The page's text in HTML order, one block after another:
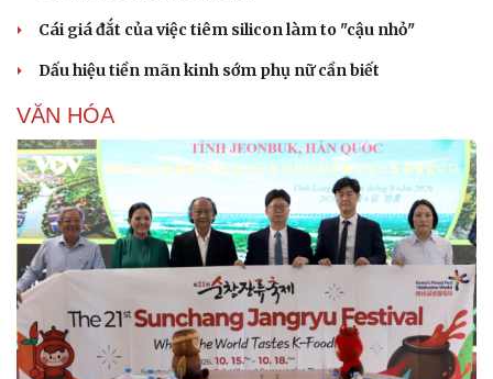
Văn hóa
Sân khấu - Điện ảnh
Văn học
Âm nhạc
Giải trí
Nghệ sĩ
Thời trang
Sao Việt
Cái giá đắt của việc tiêm silicon làm to "cậu nhỏ"
Dấu hiệu tiền mãn kinh sớm phụ nữ cần biết
VĂN HÓA